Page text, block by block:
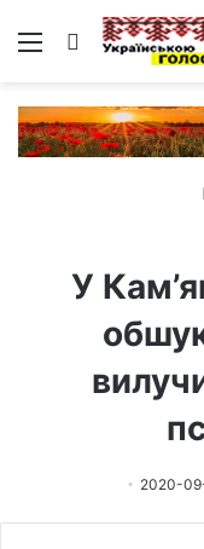
Меню Пошук
У
2020-